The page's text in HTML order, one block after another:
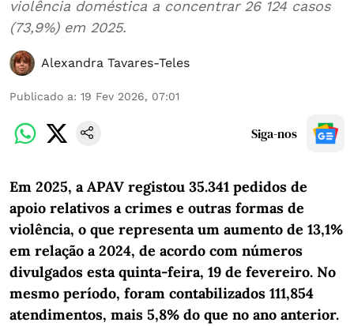
violência doméstica a concentrar 26 124 casos
(73,9%) em 2025.
Alexandra Tavares-Teles
Publicado a: 19 Fev 2026, 07:01
Siga-nos
Em 2025, a APAV registou 35.341 pedidos de
apoio relativos a crimes e outras formas de
violência, o que representa um aumento de 13,1%
em relação a 2024, de acordo com números
divulgados esta quinta-feira, 19 de fevereiro. No
mesmo período, foram contabilizados 111,854
atendimentos, mais 5,8% do que no ano anterior.